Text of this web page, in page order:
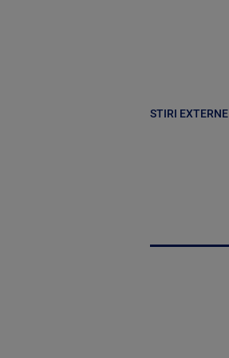
STIRI EXTERNE